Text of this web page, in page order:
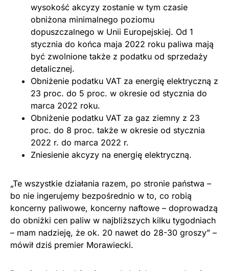
wysokość akcyzy zostanie w tym czasie
obniżona minimalnego poziomu
dopuszczalnego w Unii Europejskiej. Od 1
stycznia do końca maja 2022 roku paliwa mają
być zwolnione także z podatku od sprzedaży
detalicznej.
Obniżenie podatku VAT za energię elektryczną z
23 proc. do 5 proc. w okresie od stycznia do
marca 2022 roku.
Obniżenie podatku VAT za gaz ziemny z 23
proc. do 8 proc. także w okresie od stycznia
2022 r. do marca 2022 r.
Zniesienie akcyzy na energię elektryczną.
„Te wszystkie działania razem, po stronie państwa –
bo nie ingerujemy bezpośrednio w to, co robią
koncerny paliwowe, koncerny naftowe – doprowadzą
do obniżki cen paliw w najbliższych kilku tygodniach
– mam nadzieję, że ok. 20 nawet do 28-30 groszy” –
mówił dziś premier Morawiecki.